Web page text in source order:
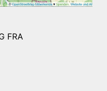
FRA